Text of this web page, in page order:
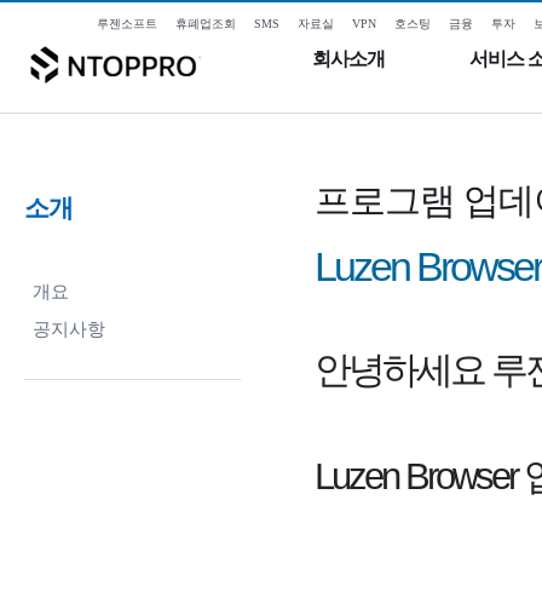
루젠소프트 휴폐업조회 SMS 자료실 VPN 호스팅 금융 투자
회사소개 서비스
소개
개요
공지사항
프로그램 업
Luzen
안녕하세요 루
Luzen